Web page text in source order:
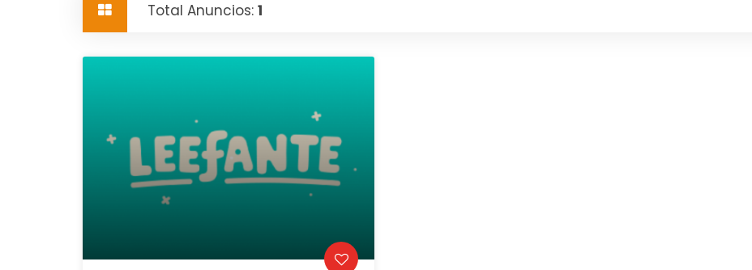
Total Anuncios: 1